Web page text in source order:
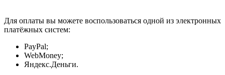
Для оплаты вы можете воспользоваться одной из электронных
платёжных систем:
PayPal;
WebMoney;
Яндекс.Деньги.